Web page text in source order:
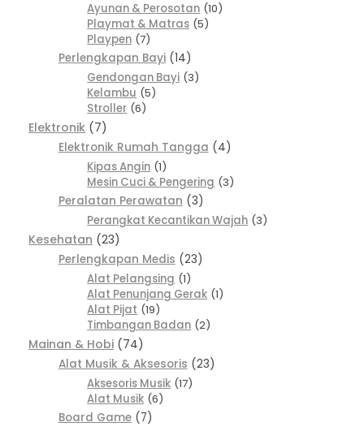
Ayunan & Perosotan 10
Playmat & Matras 5
Playpen 7
Perlengkapan Bayi 14
Gendongan Bayi 3
Kelambu 5
Stroller 6
Elektronik 7
Elektronik Rumah Tangga
4
Kipas Angin 1
Mesin Cuci & Pengering 3
Peralatan Perawatan
3
Perangkat Kecantikan Wajah 3
Kesehatan 23
Perlengkapan Medis
23
Alat Pelangsing 1
Alat Penunjang Gerak 1
Alat Pijat 19
Timbangan Badan 2
Mainan & Hobi 74
Alat Musik & Aksesoris
23
Aksesoris Musik 17
Alat Musik 6
Board Game
7